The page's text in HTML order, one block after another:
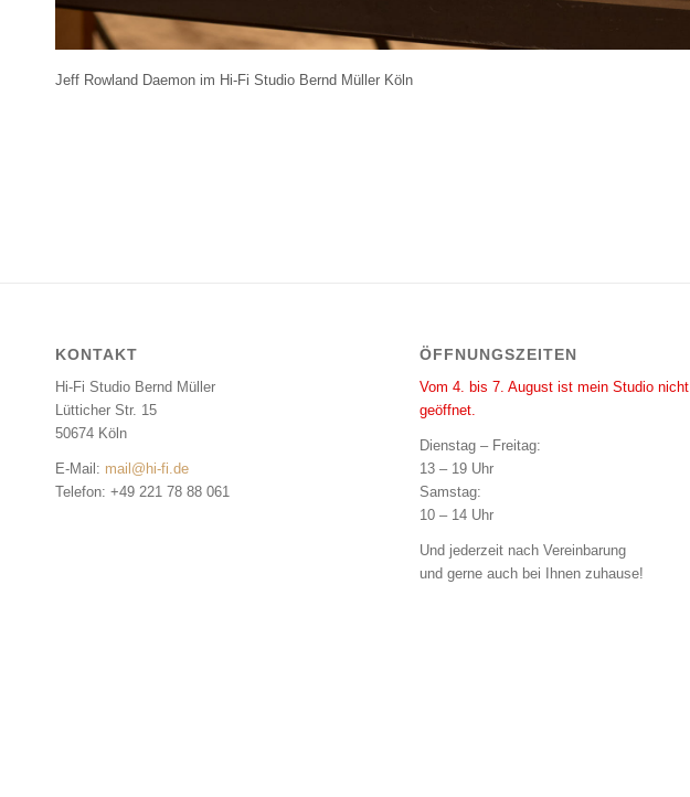
Jeff Rowland Daemon im Hi-Fi Studio Bernd Müller Köln
KONTAKT
Hi-Fi Studio Bernd Müller
Lütticher Str. 15
50674 Köln
E-Mail: mail@hi-fi.de
Telefon: +49 221 78 88 061
ÖFFNUNGSZEITEN
Vom 4. bis 7. August ist mein Studio nicht
geöffnet.
Dienstag – Freitag:
13 – 19 Uhr
Samstag:
10 – 14 Uhr
Und jederzeit nach Vereinbarung
und gerne auch bei Ihnen zuhause!